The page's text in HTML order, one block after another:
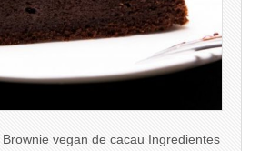
Brownie vegan de cacau Ingredientes